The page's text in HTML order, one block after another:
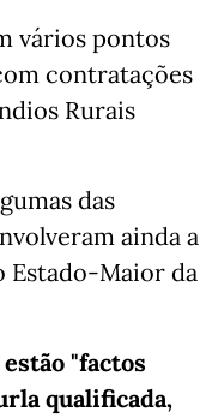
vários pontos
contratações
Rurais
das
ainda a
Estado-Maior da
"factos
qualificada,